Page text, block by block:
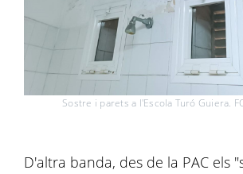
Sostre i parets a l'Escola Turó Guiera.
D'altra banda, des de la PAC els